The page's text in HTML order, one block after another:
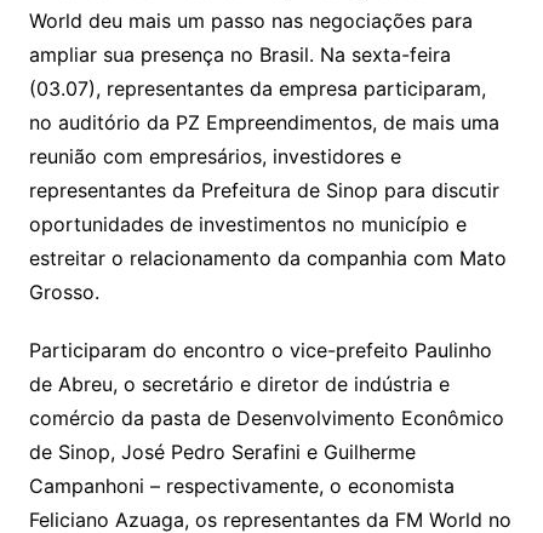
World deu mais um passo nas negociações para
ampliar sua presença no Brasil. Na sexta-feira
(03.07), representantes da empresa participaram,
no auditório da PZ Empreendimentos, de mais uma
reunião com empresários, investidores e
representantes da Prefeitura de Sinop para discutir
oportunidades de investimentos no município e
estreitar o relacionamento da companhia com Mato
Grosso.
Participaram do encontro o vice-prefeito Paulinho
de Abreu, o secretário e diretor de indústria e
comércio da pasta de Desenvolvimento Econômico
de Sinop, José Pedro Serafini e Guilherme
Campanhoni – respectivamente, o economista
Feliciano Azuaga, os representantes da FM World no